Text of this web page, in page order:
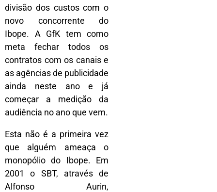
divisão dos custos com o
novo concorrente do
Ibope. A GfK tem como
meta fechar todos os
contratos com os canais e
as agências de publicidade
ainda neste ano e já
começar a medição da
audiência no ano que vem.
Esta não é a primeira vez
que alguém ameaça o
monopólio do Ibope. Em
2001 o SBT, através de
Alfonso Aurin,